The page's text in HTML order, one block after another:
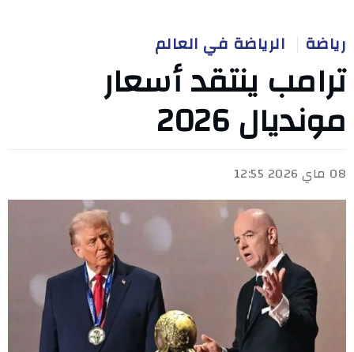
رياضة الرياضة في العالم
ترامب ينتقد أسعار
مونديال 2026
08 ماي 2026 12:55